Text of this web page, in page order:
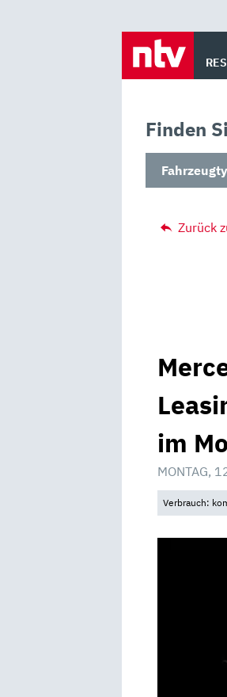
Finden
Zurück
im
MONTAG,
Verbrauch: